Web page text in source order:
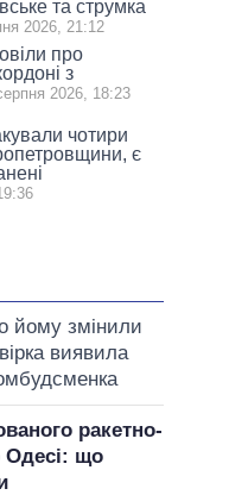
та струмка
2026, 21:12
про
з
2026, 18:23
чотири
є
йому змінили
виявила
ракетно-
Одесі: що